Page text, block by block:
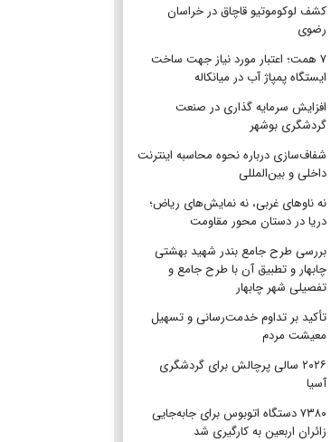
کشف لوکوموتیو قاچاق در خراسان
رضوی
۷ همت؛ اعتبار مورد نیاز جهت ساخت
ایستگاه پمپاژ آب در میانکاله
افزایش سرمایه گذاری در صنعت
گردشگری بوشهر
شفاف‌سازی درباره نحوه محاسبه اینترنت
داخلی و بین‌المللی
نه ناوهای غربی، نه نمایش‌های ریاض؛
دریا در دستان محور مقاومت
بررسی طرح جامع بندر شهید بهشتی
چابهار و تطبیق آن با طرح جامع و
تفصیلی شهر چابهار
تأکید بر تداوم خدمت‌رسانی و تسهیل
معیشت مردم
۲۰۲۶ سالی پرچالش برای گردشگری
آسیا
۷۳۸۰ دستگاه اتوبوس برای جابه‌جایی
زائران اربعین به‌ کارگیری شد